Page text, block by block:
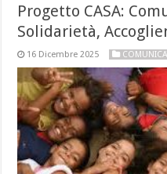
Progetto CASA:
Solidarietà,
16 Dicembre 2025